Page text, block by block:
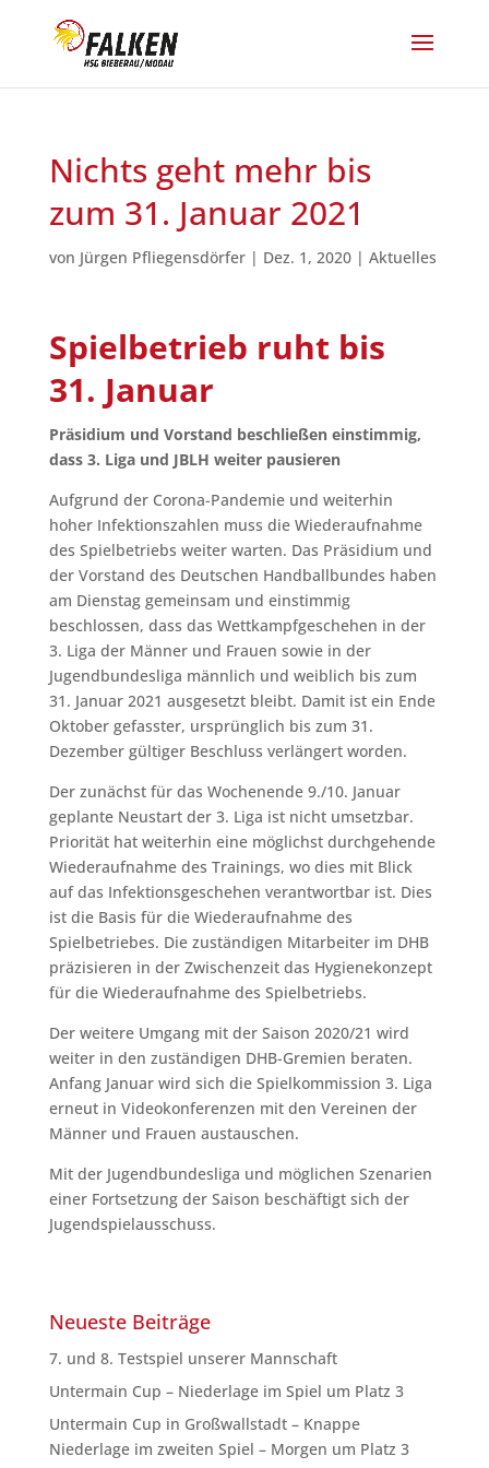
Nichts geht mehr bis
zum 31. Januar 2021
von Jürgen Pfliegensdörfer| Dez. 1, 2020| Aktuelles
Spielbetrieb ruht bis
31. Januar
Präsidium und Vorstand beschließen einstimmig,
dass 3. Liga und JBLH weiter pausieren
Aufgrund der Corona-Pandemie und weiterhin
hoher Infektionszahlen muss die Wiederaufnahme
des Spielbetriebs weiter warten. Das Präsidium und
der Vorstand des Deutschen Handballbundes haben
am Dienstag gemeinsam und einstimmig
beschlossen, dass das Wettkampfgeschehen in der
3. Liga der Männer und Frauen sowie in der
Jugendbundesliga männlich und weiblich bis zum
31. Januar 2021 ausgesetzt bleibt. Damit ist ein Ende
Oktober gefasster, ursprünglich bis zum 31.
Dezember gültiger Beschluss verlängert worden.
Der zunächst für das Wochenende 9./10. Januar
geplante Neustart der 3. Liga ist nicht umsetzbar.
Priorität hat weiterhin eine möglichst durchgehende
Wiederaufnahme des Trainings, wo dies mit Blick
auf das Infektionsgeschehen verantwortbar ist. Dies
ist die Basis für die Wiederaufnahme des
Spielbetriebes. Die zuständigen Mitarbeiter im DHB
präzisieren in der Zwischenzeit das Hygienekonzept
für die Wiederaufnahme des Spielbetriebs.
Der weitere Umgang mit der Saison 2020/21 wird
weiter in den zuständigen DHB-Gremien beraten.
Anfang Januar wird sich die Spielkommission 3. Liga
erneut in Videokonferenzen mit den Vereinen der
Männer und Frauen austauschen.
Mit der Jugendbundesliga und möglichen Szenarien
einer Fortsetzung der Saison beschäftigt sich der
Jugendspielausschuss.
Neueste Beiträge
7. und 8. Testspiel unserer Mannschaft
Untermain Cup – Niederlage im Spiel um Platz 3
Untermain Cup in Großwallstadt – Knappe
Niederlage im zweiten Spiel – Morgen um Platz 3